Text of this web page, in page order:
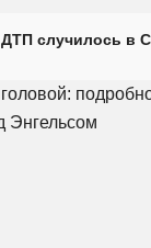
случилось в